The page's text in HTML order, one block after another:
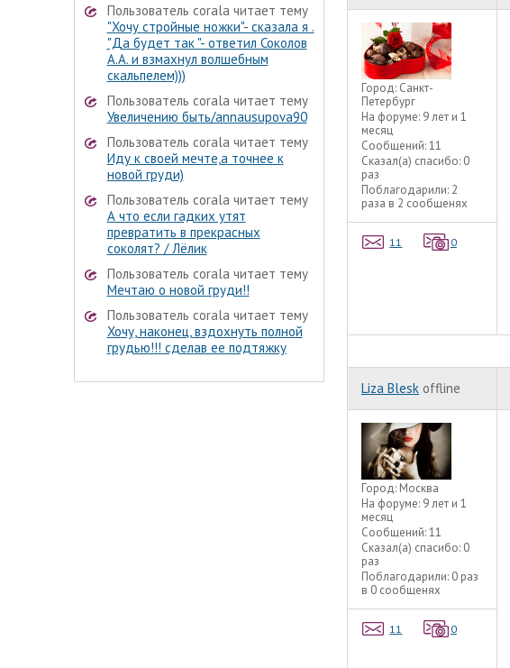
Пользователь corala читает тему
"Хочу стройные ножки"- сказала я .
"Да будет так "- ответил Соколов
А.А. и взмахнул волшебным
скальпелем)))
Пользователь corala читает тему
Увеличению быть/annausupova90
Пользователь corala читает тему
Иду к своей мечте,а точнее к
новой груди)
Пользователь corala читает тему
А что если гадких утят
превратить в прекрасных
соколят? / Лёлик
Пользователь corala читает тему
Мечтаю о новой груди!!
Пользователь corala читает тему
Хочу, наконец, вздохнуть полной
грудью!!! сделав ее подтяжку
Город: Санкт-
Петербург
На форуме: 9 лет и 1
месяц
Сообщений:11
Сказал(а) спасибо: 0
раз
Поблагодарили: 2
раза в 2 сообщенях
11 0
Liza Blesk offline
Город: Москва
На форуме: 9 лет и 1
месяц
Сообщений:11
Сказал(а) спасибо: 0
раз
Поблагодарили: 0 раз
в 0 сообщенях
11 0